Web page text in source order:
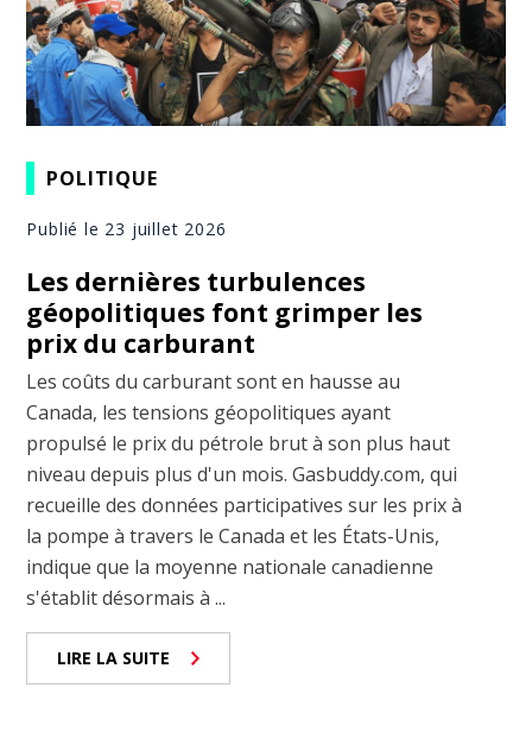
POLITIQUE
Publié le 23 juillet 2026
Les dernières turbulences
géopolitiques font grimper les
prix du carburant
Les coûts du carburant sont en hausse au
Canada, les tensions géopolitiques ayant
propulsé le prix du pétrole brut à son plus haut
niveau depuis plus d'un mois. Gasbuddy.com, qui
recueille des données participatives sur les prix à
la pompe à travers le Canada et les États-Unis,
indique que la moyenne nationale canadienne
s'établit désormais à ...
LIRE LA SUITE